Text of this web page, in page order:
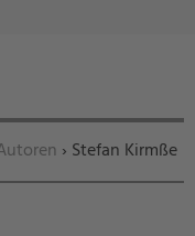
› Stefan Kirmße